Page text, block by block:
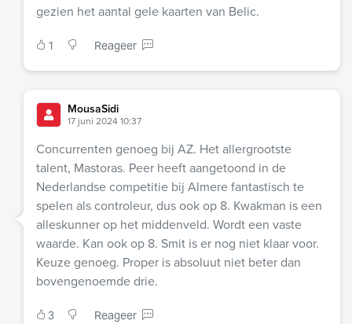
gezien het aantal gele kaarten van Belic.
1 Reageer
MousaSidi
17 juni 2024 10:37
Concurrenten genoeg bij AZ. Het allergrootste
talent, Mastoras. Peer heeft aangetoond in de
Nederlandse competitie bij Almere fantastisch te
spelen als controleur, dus ook op 8. Kwakman is een
alleskunner op het middenveld. Wordt een vaste
waarde. Kan ook op 8. Smit is er nog niet klaar voor.
Keuze genoeg. Proper is absoluut niet beter dan
bovengenoemde drie.
3 Reageer